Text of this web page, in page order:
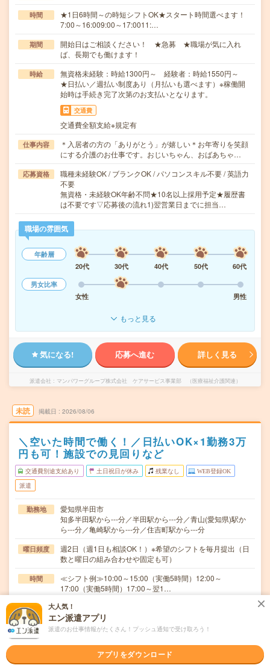
時間
★1日6時間～の時短シフトOK★スタート時間選べます！
7:00～16:009:00～17:0011:…
期間
開始日はご相談ください！ ★急募 ★職場が気に入れ
ば、長期でも働けます！
時給
無資格未経験：時給1300円～ 経験者：時給1550円～
★日払い／週払い制度あり（月払いも選べます）※稼働開
始時は手続き完了次第のお支払いとなります。
交通費
交通費全額支給※規定有
仕事内容
＊入居者の方の「ありがとう」が嬉しい＊お年寄りを笑顔
にする介護のお仕事です。おじいちゃん、おばあちゃ…
応募資格
職種未経験OK / ブランクOK / パソコンスキル不要 / 英語力
不要
無資格・未経験OK年齢不問★10名以上採用予定★履歴書
は不要です▽応募後の流れ1)翌営業日までに担当…
職場の雰囲気
年齢層
20代
30代 40代 50代
60代
男女比率
女性
男性
もっと見る
気になる! 応募へ進む 詳しく見る
派遣会社 マンパワーグループ株式会社 ケアサービス事業部 （医療福祉介護関連）
未読 掲載日 2026/08/06
＼空いた時間で働く！／日払いOK×1勤務3万
円も可！施設での見回りなど
交通費別途支給あり 土日祝日が休み 残業なし WEB登録OK
派遣
勤務地
愛知県半田市
知多半田駅から---分／半田駅から---分／青山(愛知県)駅か
ら---分／亀崎駅から---分／住吉町駅から---分
曜日頻度
週2日（週1日も相談OK！）※希望のシフトを毎月提出（日
数と曜日の組み合わせや固定も可）
時間
≪シフト例≫10:00～15:00（実働5時間）12:00～
17:00（実働5時間）17:00～翌1…
期間
3ヵ月までの短期 ※職場が気に入れば、長期もOK！ ★
急募！即日勤務もOK！
時給
給2000円×15h）
交通費
大人気！
エン派遣アプリ
派遣のお仕事情報がたくさん！プッシュ通知で受け取ろう！
アプリをダウンロード